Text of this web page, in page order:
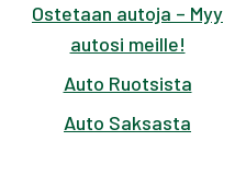
Ostetaan autoja – Myy
autosi meille!
Auto Ruotsista
Auto Saksasta